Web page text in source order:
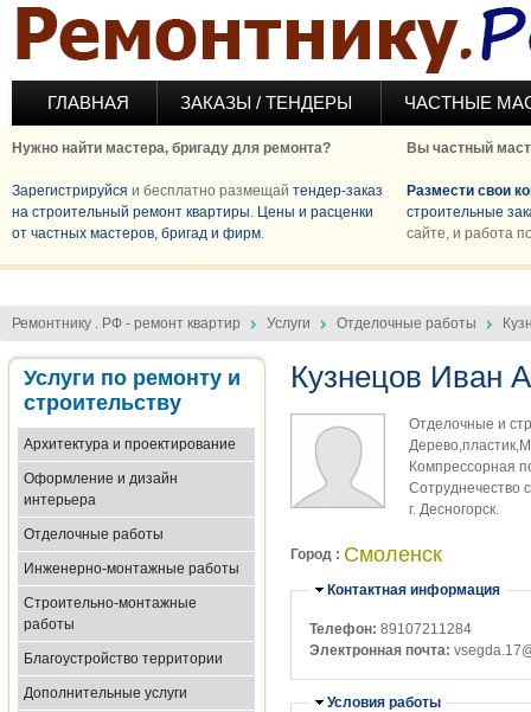
Перейти к основному содержанию
ГЛАВНАЯ ЗАКАЗЫ / ТЕНДЕРЫ ЧАСТНЫЕ
Нужно найти мастера, бригаду для ремонта?
Зарегистрируйся и бесплатно размещай тендер-заказ
на строительный ремонт квартиры. Цены и расценки
от частных мастеров, бригад и фирм.
Вы частный
Размести свои
строительные
сайте, и работа
Ремонтнику . РФ - ремонт квартир Услуги Отделочные работы
Услуги по ремонту и
строительству
Архитектура и проектирование
Оформление и дизайн
интерьера
Отделочные работы
Инженерно-монтажные работы
Строительно-монтажные
работы
Благоустройство территории
Дополнительные услуги
Кузнецов Иван
Отделочные и
Компрессорная
Сотруднечество
г. Десногорск.
Город : Смоленск
Убрать
Контактная информация
Телефон: 89107211284
Электронная почта:
Убрать
Условия работы